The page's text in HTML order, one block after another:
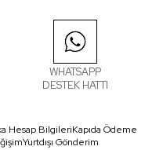
WHATSAPP
DESTEK HATTI
Hesap BilgileriKapıda Ödeme
Yurtdışı Gönderim